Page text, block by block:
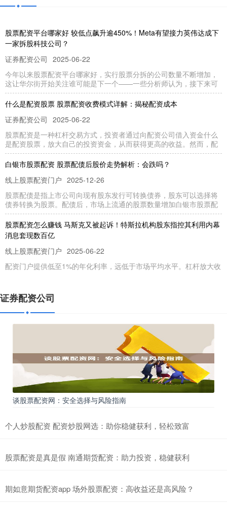
股票配资平台哪家好 较低点飙升逾450%！Meta有望接力英伟达成下
一家拆股科技公司？
证券配资公司 2025-06-22
今年以来股票配资平台哪家好，实行股票分拆的公司数量不断增加，
这让华尔街开始关注谁可能是下一个——一些分析师认为，接下来可
什么是配资股票 股票配资收费模式详解：揭秘配资成本
证券配资公司 2025-06-22
股票配资是一种杠杆交易方式，投资者通过向配资公司借入资金什么
是配资股票，放大自己的投资资金，从而获得更高的收益。然而，配
白银市股票配资 股票配债后股价走势解析：会跌吗？
线上股票配资门户 2025-12-26
股票配债是指上市公司向现有股东发行可转换债券，股东可以选择将
债券转换为股票。配债后，市场上流通的股票数量增加白银市股票配
股票配资怎么赚钱 马斯克又被起诉！特斯拉机构股东指控其利用内幕
消息套现数百亿
线上股票配资门户 2025-06-22
配资门户提供低至1%的年化利率，远低于市场平均水平。杠杆放大收
线上最大配资平台排名，正规杠杆炒股首选
证券配资公司 2026-04-17
在当今快速变化的股市环境中，杠杆炒股成为许多投资者放大收益的
工具。然而，面对网络上琳琅满目的配资平台，如何选择安全可靠的
做股票配资 股票配资要求：了解条件，把握机遇
线上股票配资门户
股票配资是一种融资方式做股票配资，投资者可以利用杠杆放大资
金，扩大投资规模。然而，股票配资也存在一定的风险，因此做股票
上海期货配资平台哪家正规？安全可靠配资公司推荐
在上海这座国际金融中心，期货交易活跃，吸引了众多投资者。然
权威股票配资平台排名，正规实盘平台精选
证券配资公司
谈股票配资网：安全选择与风险指南
个人炒股配资 配资炒股网选：助你稳健获利，轻松致富
股票配资是真是假 南通期货配资：助力投资，稳健获利
期如意期货配资app 场外股票配资：高收益还是高风险？